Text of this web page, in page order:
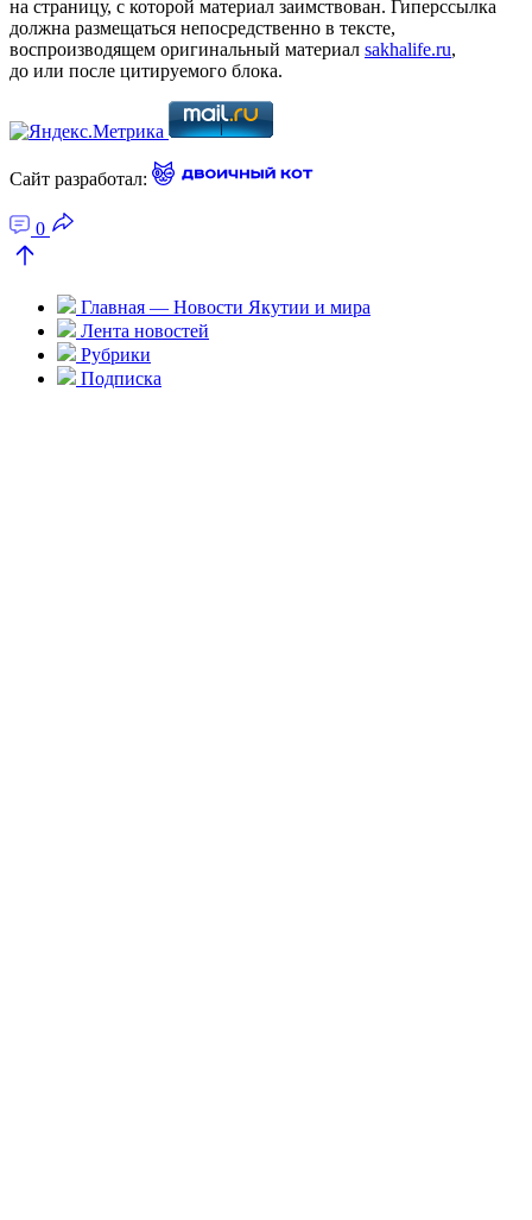
на страницу, с которой материал заимствован. Гиперссылка
должна размещаться непосредственно в тексте,
воспроизводящем оригинальный материал sakhalife.ru,
до или после цитируемого блока.
Сайт разработал:
0
Главная — Новости Якутии и мира
Лента новостей
Рубрики
Подписка